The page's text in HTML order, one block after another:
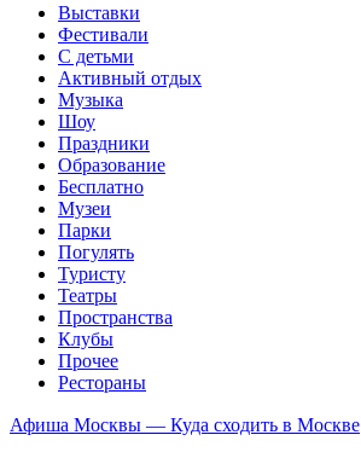
Выставки
Фестивали
С детьми
Активный отдых
Музыка
Шоу
Праздники
Образование
Бесплатно
Музеи
Парки
Погулять
Туристу
Театры
Пространства
Клубы
Прочее
Рестораны
Афиша Москвы — Куда сходить в Москве